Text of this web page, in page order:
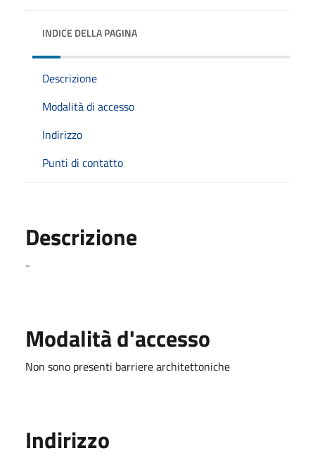
INDICE DELLA PAGINA
Descrizione
Modalità di accesso
Indirizzo
Punti di contatto
Descrizione
-
Modalità d'accesso
Non sono presenti barriere architettoniche
Indirizzo